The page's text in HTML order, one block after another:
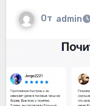
От admin